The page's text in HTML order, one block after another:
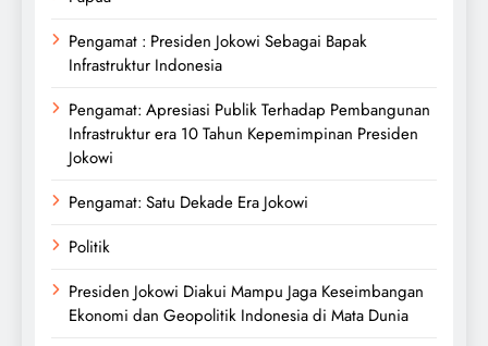
Pengamat : Presiden Jokowi Sebagai Bapak
Infrastruktur Indonesia
Pengamat: Apresiasi Publik Terhadap Pembangunan
Infrastruktur era 10 Tahun Kepemimpinan Presiden
Jokowi
Pengamat: Satu Dekade Era Jokowi
Politik
Presiden Jokowi Diakui Mampu Jaga Keseimbangan
Ekonomi dan Geopolitik Indonesia di Mata Dunia